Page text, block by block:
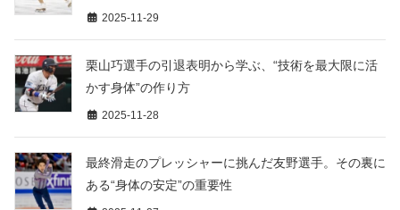
2025-11-29
栗山巧選手の引退表明から学ぶ、“技術を最大限に活
かす身体”の作り方
2025-11-28
最終滑走のプレッシャーに挑んだ友野選手。その裏に
ある“身体の安定”の重要性